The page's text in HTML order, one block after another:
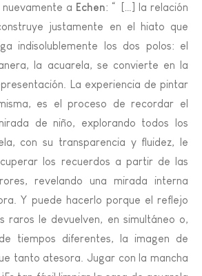
a Echen: “ […] la relación
justamente en el hiato que
indisolublemente los dos polos: el
la acuarela, se convierte en la
La experiencia de pintar
es el proceso de recordar el
de niño, explorando todos los
con su transparencia y fluidez, le
los recuerdos a partir de las
revelando una mirada interna
Y puede hacerlo porque el reflejo
raros le devuelven, en simultáneo o,
tiempos diferentes, la imagen de
tanto atesora. Jugar con la mancha